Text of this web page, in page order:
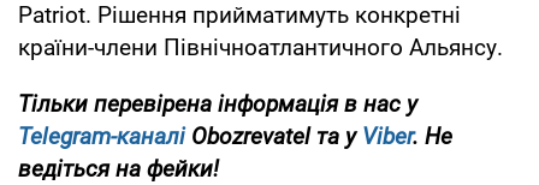
Patriot. Рішення прийматимуть конкретні
країни-члени Північноатлантичного Альянсу.
Тільки перевірена інформація в нас у
Telegram-каналіObozrevatel та уViber. Не
ведіться на фейки!